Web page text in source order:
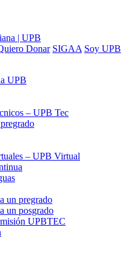
Donar SIGAA Soy UPB
UPB
– UPB Tec
– UPB Virtual
un pregrado
un posgrado
UPBTEC